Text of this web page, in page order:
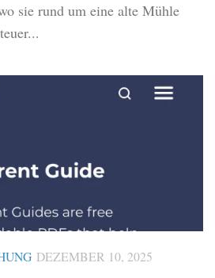
sie rund um eine alte Mühle
DEZEMBER 10, 2025